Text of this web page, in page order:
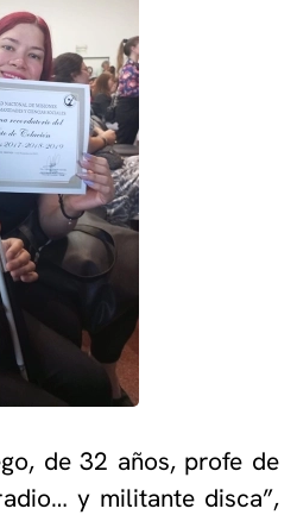
de 32 años, profe de
y militante disca”,